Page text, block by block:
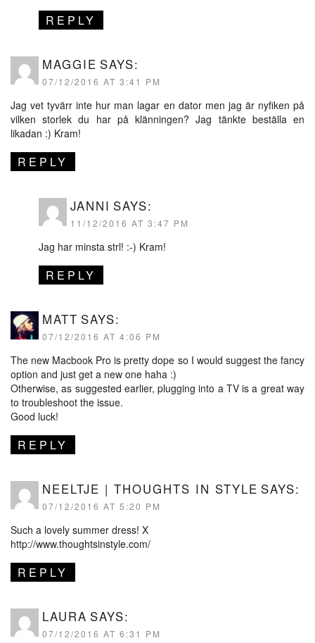
REPLY
MAGGIE SAYS:
07/12/2016 AT 3:41 PM
Jag vet tyvärr inte hur man lagar en dator men jag är nyfiken på
vilken storlek du har på klänningen? Jag tänkte beställa en
likadan :) Kram!
REPLY
JANNI SAYS:
11/12/2016 AT 3:47 PM
Jag har minsta strl! :-) Kram!
REPLY
MATT SAYS:
07/12/2016 AT 4:06 PM
The new Macbook Pro is pretty dope so I would suggest the fancy
option and just get a new one haha :)
Otherwise, as suggested earlier, plugging into a TV is a great way
to troubleshoot the issue.
Good luck!
REPLY
NEELTJE | THOUGHTS IN STYLE SAYS:
07/12/2016 AT 5:20 PM
Such a lovely summer dress! X
http://www.thoughtsinstyle.com/
REPLY
LAURA SAYS:
07/12/2016 AT 6:31 PM